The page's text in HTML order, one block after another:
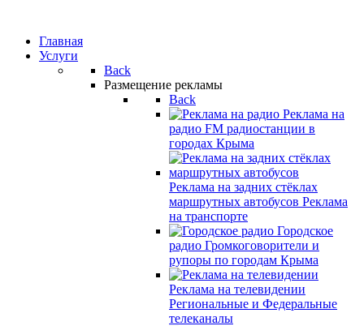
Главная
Услуги
Back
Размещение рекламы
Back
Реклама на
радио FM радиостанции в
городах Крыма
Реклама на задних стёклах
маршрутных автобусов Реклама
на транспорте
Городское
радио Громкоговорители и
рупоры по городам Крыма
Реклама на телевидении
Региональные и Федеральные
телеканалы